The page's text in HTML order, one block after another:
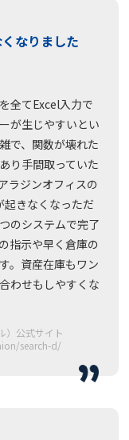
なりました
全てExcel入力で
が生じやすいとい
で、関数が壊れた
り手間取っていた
ラジンオフィスの
起きなくなっただ
のシステムで完了
指示や早く倉庫の
。資産在庫もワン
わせもしやすくな
）公式サイト
search-d/